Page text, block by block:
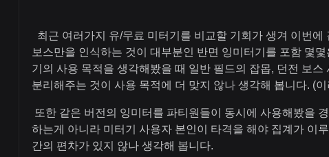
최근 여러가지 유/무료 미터기를 비교할 기회가 생겨 이번
보스만을 인식하는 것이 대부분인 반면 잉미터기를 포함 몇
기의 사용 목적을 생각해봤을 때 일반 필드의 잡몹, 던전 보
분리해주는 것이 사용 목적에 더 맞지 않나 생각해 봅니다. (
또한 같은 버전의 잉미터를 파티원들이 동시에 사용해봤을
하는게 아니라 미터기 사용자 본인이 타격을 해야 집계가 이
간의 편차가 있지 않나 생각해 봅니다.